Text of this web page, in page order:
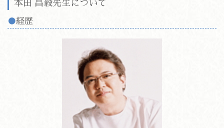
本田 昌毅先生について
経歴